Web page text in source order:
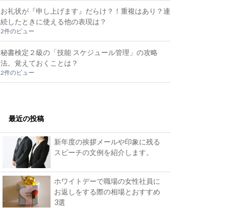
お礼状が『申し上げます』だらけ？！重複はあり？連
続したときに使える他の表現は？
2件のビュー
秘書検定２級の「技能 スケジュール管理」の攻略
法。覚えておくことは？
2件のビュー
最近の投稿
新年度の挨拶メールや印象に残る
スピーチの文例を紹介します。
ホワイトデーで職場の女性社員に
お返しをする際の相場とおすすめ
3選